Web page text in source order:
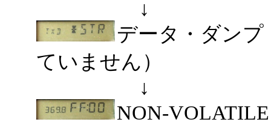
↓
データ・ダン
ていません）
↓
NON-